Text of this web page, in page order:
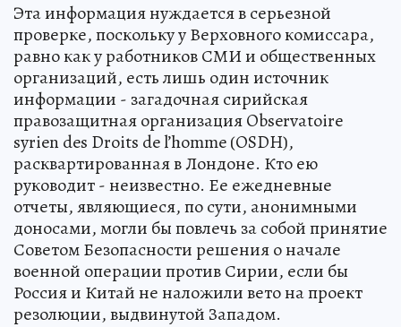
Эта информация нуждается в серьезной
проверке, поскольку у Верховного комиссара,
равно как у работников СМИ и общественных
организаций, есть лишь один источник
информации - загадочная сирийская
правозащитная организация Observatoire
syrien des Droits de l’homme (OSDH),
расквартированная в Лондоне. Кто ею
руководит - неизвестно. Ее ежедневные
отчеты, являющиеся, по сути, анонимными
доносами, могли бы повлечь за собой принятие
Советом Безопасности решения о начале
военной операции против Сирии, если бы
Россия и Китай не наложили вето на проект
резолюции, выдвинутой Западом.